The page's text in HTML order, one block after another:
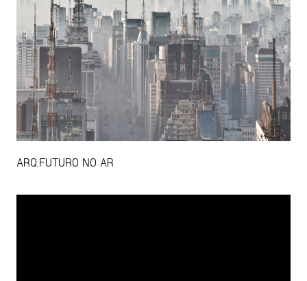
ARQ.FUTURO NO AR